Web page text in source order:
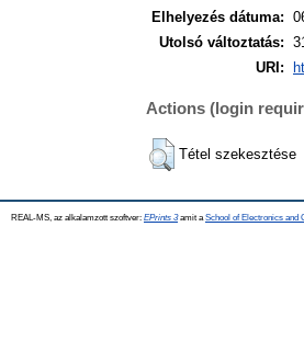
Elhelyezés dátuma:
Utolsó változtatás:
URI:
Actions (login
Tétel szekesztése
REAL-MS, az alkalamzott szoftver: EPrints 3amit a School of Electronics and